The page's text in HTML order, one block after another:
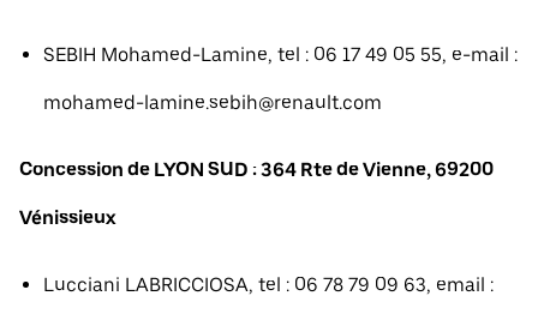
SEBIH Mohamed-Lamine, tel : 06 17 49 05 55, e-mail :
mohamed-lamine.sebih@renault.com
Concession de LYON SUD : 364 Rte de Vienne, 69200
Vénissieux
Lucciani LABRICCIOSA, tel : 06 78 79 09 63, email :